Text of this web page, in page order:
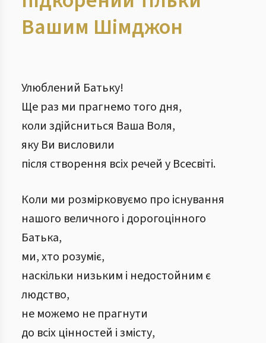
Вашим Шімджон
Улюблений Батьку!
Ще раз ми прагнемо того дня,
коли здійсниться Ваша Воля,
яку Ви висловили
після створення всіх речей у Всесвіті.
Коли ми розмірковуємо про існування
нашого величного і дорогоцінного
Батька,
ми, хто розуміє,
наскільки низьким і недостойним є
людство,
не можемо не прагнути
до всіх цінностей і змісту,